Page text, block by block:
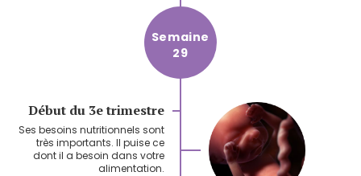
Semaine
29
Début du 3e trimestre
Ses besoins nutritionnels sont
très importants. Il puise ce
dont il a besoin dans votre
alimentation.